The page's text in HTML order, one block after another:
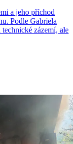
a jeho příchod
Podle Gabriela
zázemí, ale